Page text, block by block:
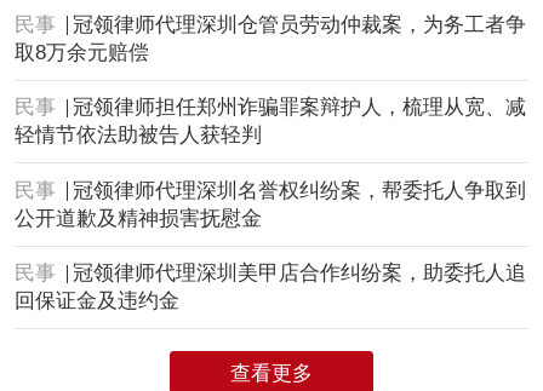
民事
冠领律师代理深圳仓管员劳动仲裁案，为务工者争
取8万余元赔偿
民事
冠领律师担任郑州诈骗罪案辩护人，梳理从宽、减
轻情节依法助被告人获轻判
民事
冠领律师代理深圳名誉权纠纷案，帮委托人争取到
公开道歉及精神损害抚慰金
民事
冠领律师代理深圳美甲店合作纠纷案，助委托人追
回保证金及违约金
查看更多